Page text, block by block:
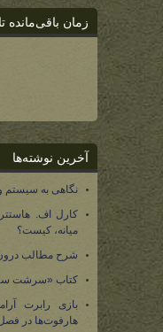
زمان
آخرین نوشته‌ها
نگاهی به سیستم
کارل اف.
میانه، کیست؟
شرح مطالب
کتاب «سرشت
بازی رابرت
هارفوت‌ها در فصل